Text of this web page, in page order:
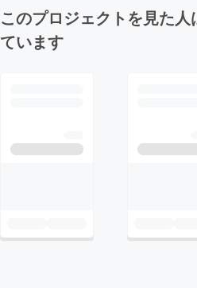
このプロジェクトを見た
ています